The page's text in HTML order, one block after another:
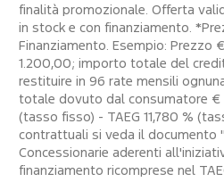
finalità promozionale. Offerta
in stock e con finanziamento.
Finanziamento. Esempio: Prezzo
1.200,00; importo totale del
restituire in 96 rate mensili
totale dovuto dal consumatore €
(tasso fisso) - TAEG 11,780 %
contrattuali si veda il documento
Concessionarie aderenti
finanziamento ricomprese nel